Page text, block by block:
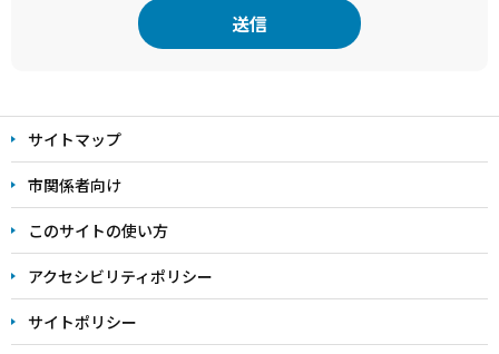
文
こ
こ
ま
で
サイトマップ
市関係者向け
このサイトの使い方
アクセシビリティポリシー
サイトポリシー